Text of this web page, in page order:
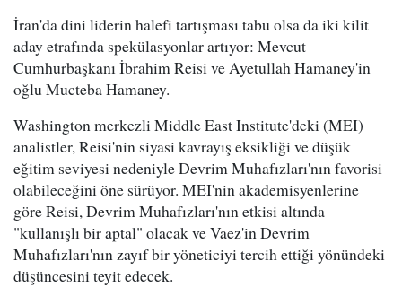
İran'da dini liderin halefi tartışması tabu olsa da iki kilit
aday etrafında spekülasyonlar artıyor: Mevcut
Cumhurbaşkanı İbrahim Reisi ve Ayetullah Hamaney'in
oğlu Mucteba Hamaney.
Washington merkezli Middle East Institute'deki (MEI)
analistler, Reisi'nin siyasi kavrayış eksikliği ve düşük
eğitim seviyesi nedeniyle Devrim Muhafızları'nın favorisi
olabileceğini öne sürüyor. MEI'nin akademisyenlerine
göre Reisi, Devrim Muhafızları'nın etkisi altında
"kullanışlı bir aptal" olacak ve Vaez'in Devrim
Muhafızları'nın zayıf bir yöneticiyi tercih ettiği yönündeki
düşüncesini teyit edecek.